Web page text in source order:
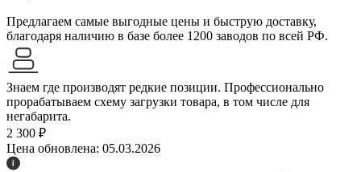
Предлагаем самые выгодные цены и быструю доставку,
благодаря наличию в базе более 1200 заводов по всей РФ.
Знаем где производят редкие позиции. Профессионально
прорабатываем схему загрузки товара, в том числе для
негабарита.
2 300 ₽
Цена обновлена: 05.03.2026